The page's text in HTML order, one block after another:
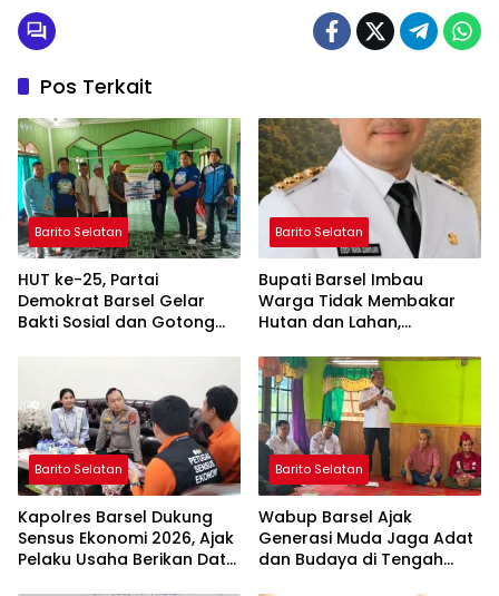
Pos Terkait
Barito Selatan
HUT ke-25, Partai
Demokrat Barsel Gelar
Bakti Sosial dan Gotong
Ashfiya
Barito Selatan
Bupati Barsel Imbau
Warga Tidak Membakar
Hutan dan Lahan,
Bebas Kabut Asap
Barito Selatan
Kapolres Barsel Dukung
Sensus Ekonomi 2026, Ajak
Pelaku Usaha Berikan Data
Barito Selatan
Wabup Barsel Ajak
Generasi Muda Jaga Adat
dan Budaya di Tengah